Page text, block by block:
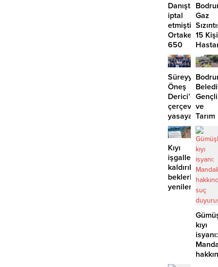
Danıştay
iptal
etmişti:
Ortakent’te
650
bin
metrekare
için
yeni
imar
kararı
Gaz
15 Kişi
Süreyya
Öneş
Derici’den
çerçeve
yasaya
“hayır”
ve
Tarım
3.
Kıyı
işgalleri
kaldırılmayı
beklerken
yenilerinin
açılıyor?
kıyı
isyanı: